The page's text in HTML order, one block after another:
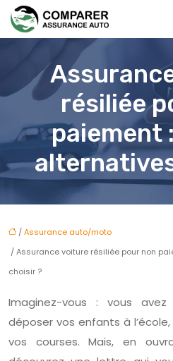
résiliée
paiement
/Assurance auto/moto
/ Assurance voiture résiliée pour non
choisir ?
Imaginez-vous : vous avez
déposer vos enfants à
vos courses. Mais, en